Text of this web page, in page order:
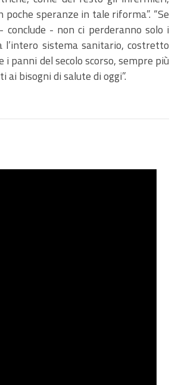
speranze in tale riforma”. “Se
conclude - non ci perderanno solo i
l’intero sistema sanitario, costretto
i panni del secolo scorso, sempre più
bisogni di salute di oggi”.